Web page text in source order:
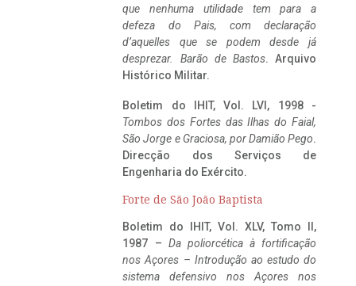
que nenhuma utilidade tem para a
defeza do Pais, com declaração
d’aquelles que se podem desde já
desprezar. Barão de Bastos. Arquivo
Histórico Militar.
Boletim do IHIT, Vol. LVI, 1998 -
Tombos dos Fortes das Ilhas do Faial,
São Jorge e Graciosa, por Damião Pego.
Direcção dos Serviços de
Engenharia do Exército.
Forte de São João Baptista
Boletim do IHIT, Vol. XLV, Tomo II,
1987 – Da poliorcética à fortificação
nos Açores – Introdução ao estudo do
sistema defensivo nos Açores nos